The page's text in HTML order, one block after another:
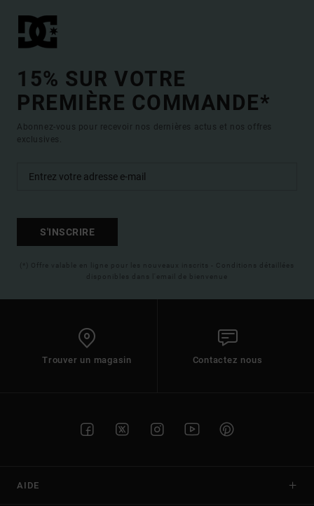
15% SUR VOTRE
PREMIÈRE COMMANDE*
Abonnez-vous pour recevoir nos dernières actus et nos offres
exclusives.
S'INSCRIRE
(*) Offre valable en ligne pour les nouveaux inscrits - Conditions détaillées
disponibles dans l'email de bienvenue
Trouver un magasin Contactez nous
AIDE